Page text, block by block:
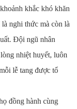
khắc khó khăn
nghi thức mà còn là
Đội ngũ nhân
nhiệt huyết, luôn
lễ tang được tổ
đồng hành cùng